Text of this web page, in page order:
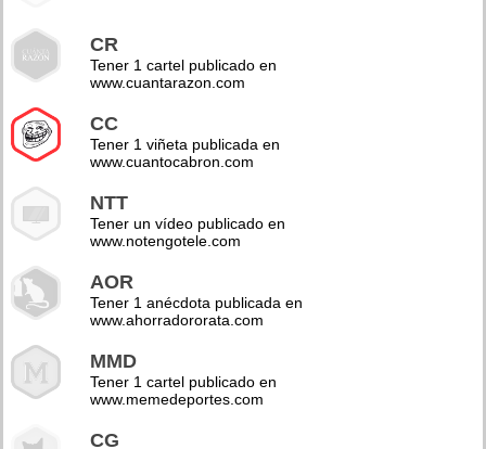
CR
Tener 1 cartel publicado en
www.cuantarazon.com
CC
Tener 1 viñeta publicada en
www.cuantocabron.com
NTT
Tener un vídeo publicado en
www.notengotele.com
AOR
Tener 1 anécdota publicada en
www.ahorradororata.com
MMD
Tener 1 cartel publicado en
www.memedeportes.com
CG